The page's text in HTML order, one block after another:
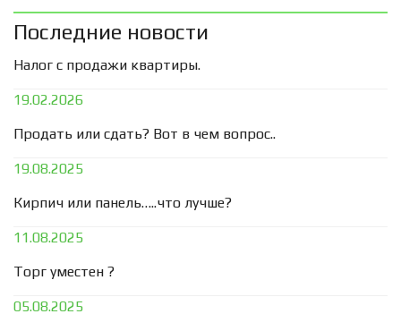
Последние новости
Налог с продажи квартиры.
19.02.2026
Продать или сдать? Вот в чем вопрос..
19.08.2025
Кирпич или панель…..что лучше?
11.08.2025
Торг уместен ?
05.08.2025